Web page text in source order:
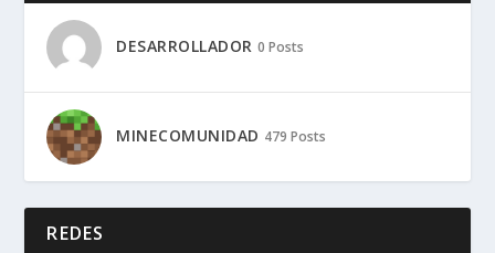
DESARROLLADOR 0 Posts
MINECOMUNIDAD 479 Posts
REDES